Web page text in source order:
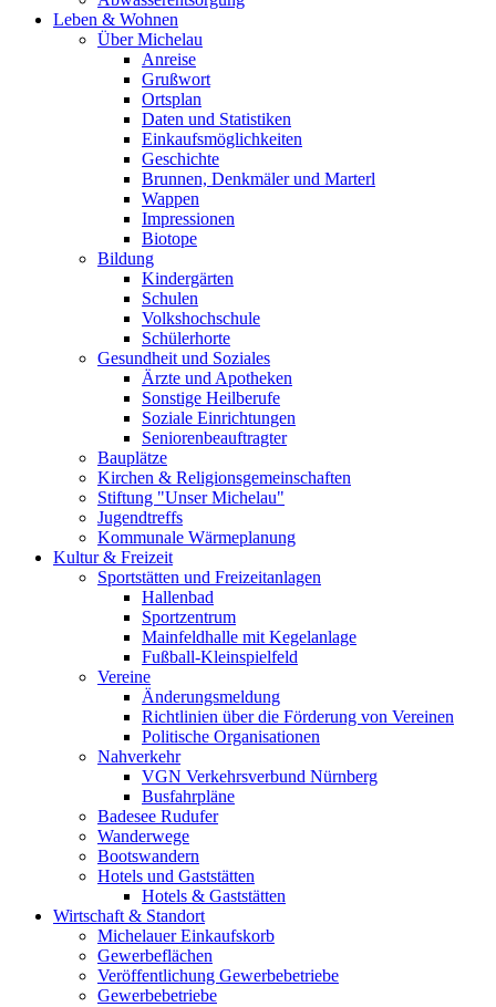
Leben & Wohnen
Über Michelau
Anreise
Grußwort
Ortsplan
Daten und Statistiken
Einkaufsmöglichkeiten
Geschichte
Brunnen, Denkmäler und Marterl
Wappen
Impressionen
Biotope
Bildung
Kindergärten
Schulen
Volkshochschule
Schülerhorte
Gesundheit und Soziales
Ärzte und Apotheken
Sonstige Heilberufe
Soziale Einrichtungen
Seniorenbeauftragter
Bauplätze
Kirchen & Religionsgemeinschaften
Stiftung "Unser Michelau"
Jugendtreffs
Kommunale Wärmeplanung
Kultur & Freizeit
Sportstätten und Freizeitanlagen
Hallenbad
Sportzentrum
Mainfeldhalle mit Kegelanlage
Fußball-Kleinspielfeld
Vereine
Änderungsmeldung
Richtlinien über die Förderung von Vereinen
Politische Organisationen
Nahverkehr
VGN Verkehrsverbund Nürnberg
Busfahrpläne
Badesee Rudufer
Wanderwege
Bootswandern
Hotels und Gaststätten
Hotels & Gaststätten
Wirtschaft & Standort
Michelauer Einkaufskorb
Gewerbeflächen
Veröffentlichung Gewerbebetriebe
Gewerbebetriebe